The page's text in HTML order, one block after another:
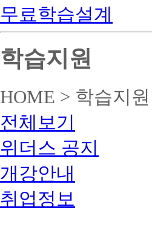
무료학습설계
학습지원
HOME > 학습지
전체보기
위더스 공지
개강안내
취업정보